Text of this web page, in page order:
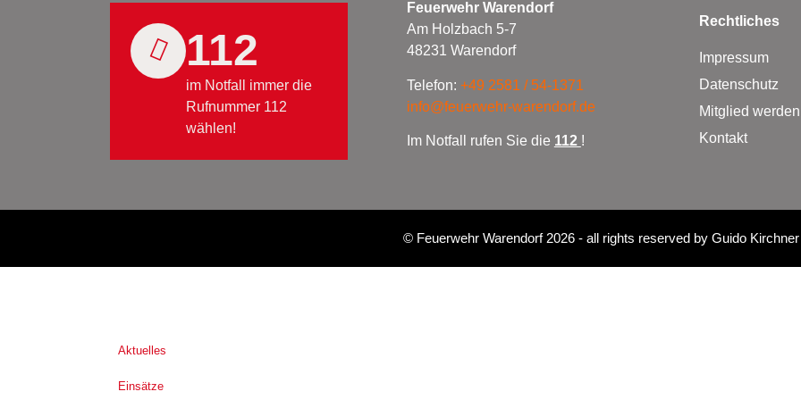
112
im Notfall immer die
Rufnummer 112
wählen!
Feuerwehr Warendorf
Am Holzbach 5-7
48231 Warendorf
Telefon: +49 2581 / 54-1371
info@feuerwehr-warendorf.de
Im Notfall rufen Sie die 112 !
Rechtliches
Impressum
Datenschutz
Mitglied
Kontakt
© Feuerwehr Warendorf 2026- all rights reserved by Guido Kirchner
Aktuelles
Einsätze